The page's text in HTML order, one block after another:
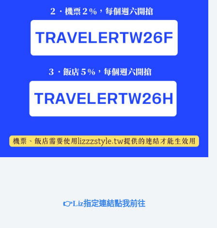
👉Liz指定連結點我前往